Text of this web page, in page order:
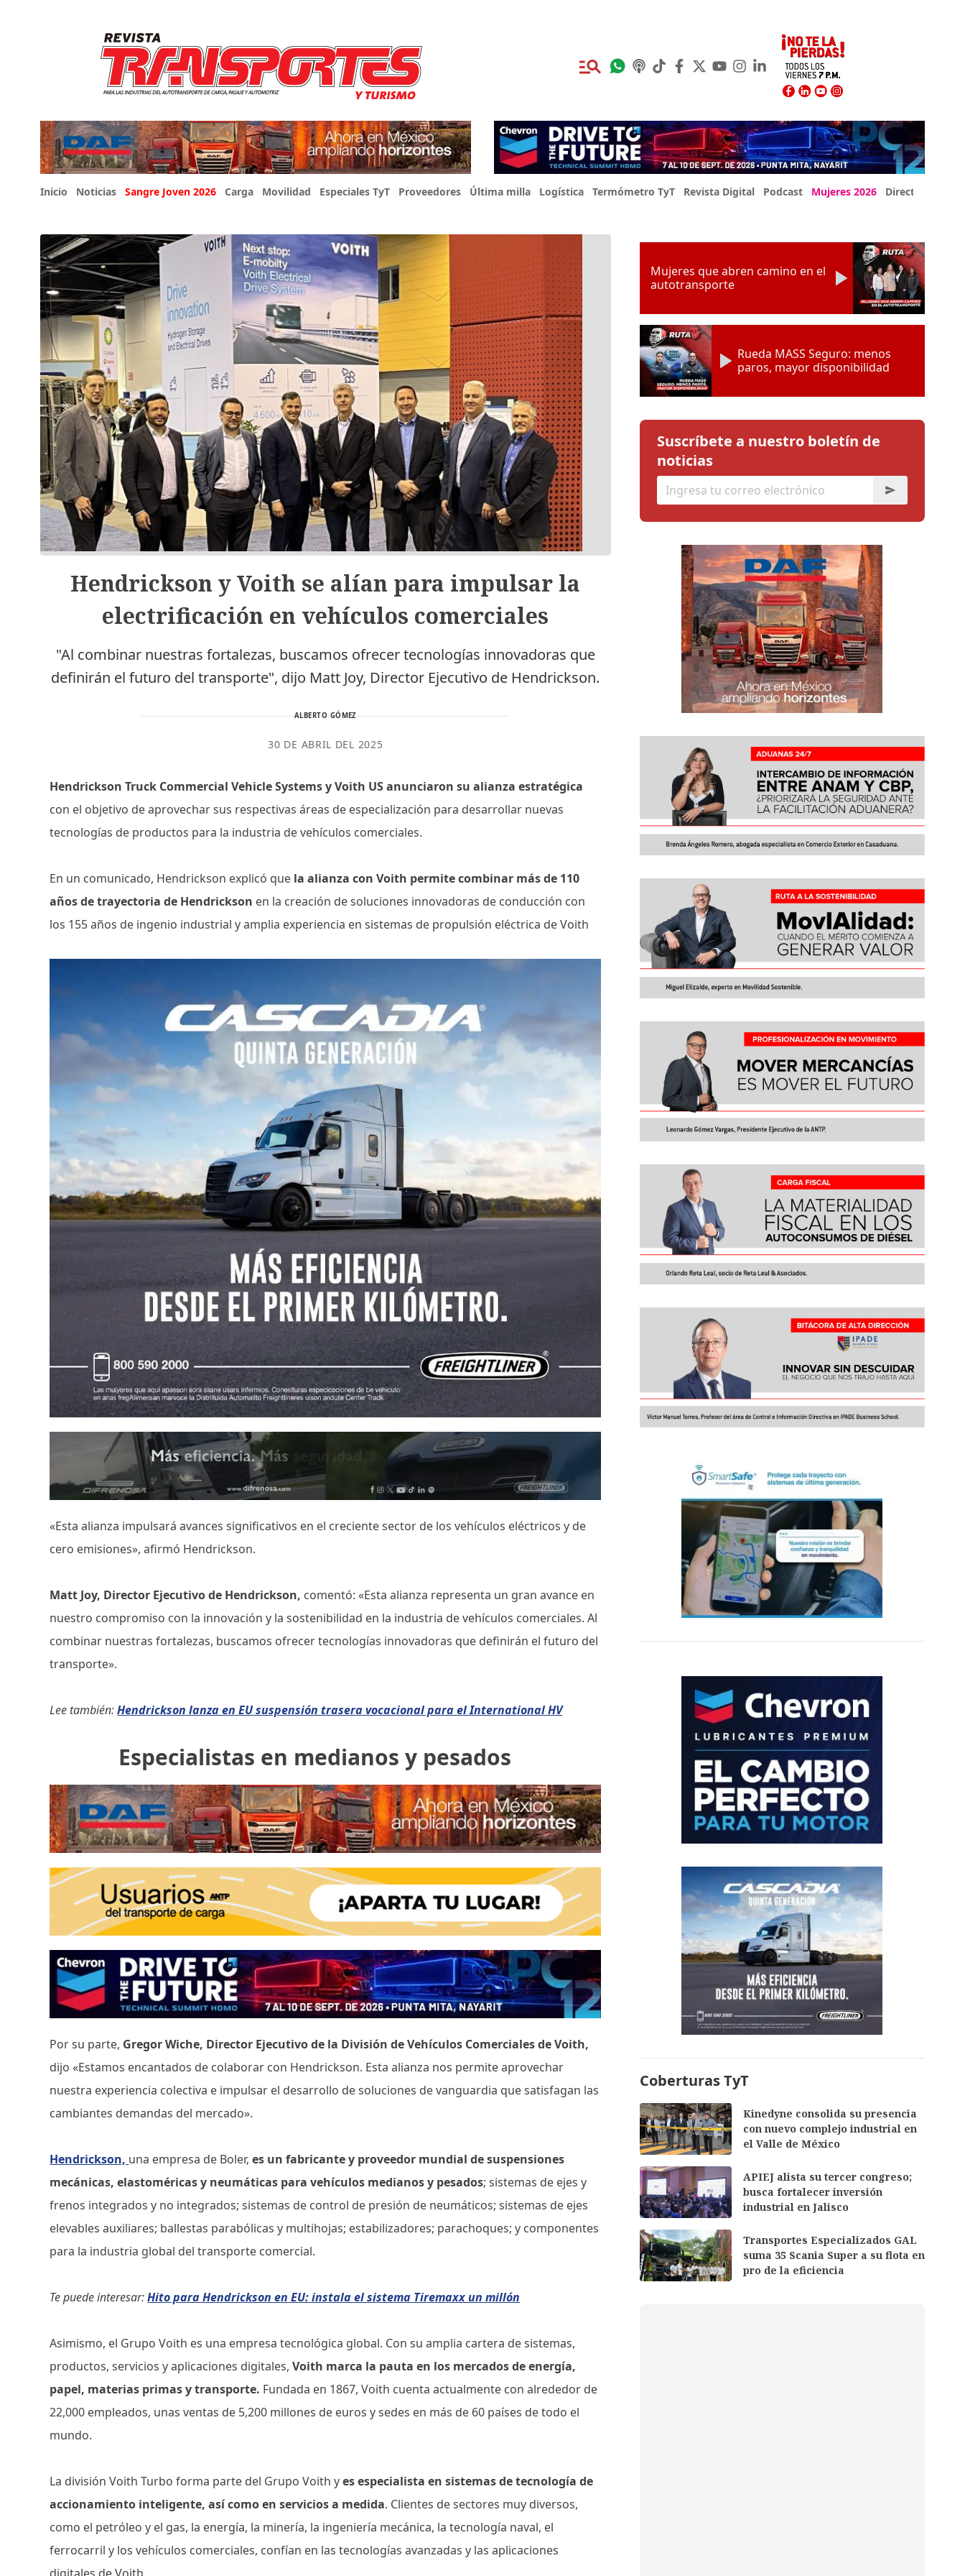
Inicio Noticias Sangre Joven 2026 Carga Movilidad Especiales TyT Proveedores Última milla Logística Termómetro TyT Revista Digital Podcast Mujeres 2026 Directorio Expo
Hendrickson y Voith se alían para impulsar la
electrificación en vehículos comerciales
"Al combinar nuestras fortalezas, buscamos ofrecer tecnologías innovadoras que
definirán el futuro del transporte", dijo Matt Joy, Director Ejecutivo de Hendrickson.
ALBERTO GÓMEZ
30 DE ABRIL DEL 2025
Hendrickson Truck Commercial Vehicle Systems y Voith US anunciaron su alianza estratégica
con el objetivo de aprovechar sus respectivas áreas de especialización para desarrollar nuevas
tecnologías de productos para la industria de vehículos comerciales.
En un comunicado, Hendrickson explicó que la alianza con Voith permite combinar más de 110
años de trayectoria de Hendrickson en la creación de soluciones innovadoras de conducción con
los 155 años de ingenio industrial y amplia experiencia en sistemas de propulsión eléctrica de Voith
«Esta alianza impulsará avances significativos en el creciente sector de los vehículos eléctricos y de
cero emisiones», afirmó Hendrickson.
Matt Joy, Director Ejecutivo de Hendrickson, comentó: «Esta alianza representa un gran avance en
nuestro compromiso con la innovación y la sostenibilidad en la industria de vehículos comerciales. Al
combinar nuestras fortalezas, buscamos ofrecer tecnologías innovadoras que definirán el futuro del
transporte».
Lee también:Hendrickson lanza en EU suspensión trasera vocacional para el International HV
Especialistas en medianos y pesados
Por su parte, Gregor Wiche, Director Ejecutivo de la División de Vehículos Comerciales de Voith,
dijo «Estamos encantados de colaborar con Hendrickson. Esta alianza nos permite aprovechar
nuestra experiencia colectiva e impulsar el desarrollo de soluciones de vanguardia que satisfagan las
cambiantes demandas del mercado».
Hendrickson, una empresa de Boler,es un fabricante y proveedor mundial de suspensiones
mecánicas, elastoméricas y neumáticas para vehículos medianos y pesados; sistemas de ejes y
frenos integrados y no integrados; sistemas de control de presión de neumáticos; sistemas de ejes
elevables auxiliares; ballestas parabólicas y multihojas; estabilizadores; parachoques; y componentes
para la industria global del transporte comercial.
Te puede interesar:Hito para Hendrickson en EU: instala el sistema Tiremaxx un millón
Asimismo, el Grupo Voith es una empresa tecnológica global. Con su amplia cartera de sistemas,
productos, servicios y aplicaciones digitales,Voith marca la pauta en los mercados de energía,
papel, materias primas y transporte. Fundada en 1867, Voith cuenta actualmente con alrededor de
22,000 empleados, unas ventas de 5,200 millones de euros y sedes en más de 60 países de todo el
mundo.
La división Voith Turbo forma parte del Grupo Voith yes especialista en sistemas de tecnología de
accionamiento inteligente, así como en servicios a medida. Clientes de sectores muy diversos,
como el petróleo y el gas, la energía, la minería, la ingeniería mecánica, la tecnología naval, el
ferrocarril y los vehículos comerciales, confían en las tecnologías avanzadas y las aplicaciones
Mujeres que abren camino en el
autotransporte
Rueda MASS Seguro: menos
paros, mayor disponibilidad
Suscríbete a nuestro boletín de
noticias
Coberturas TyT
Kinedyne consolida su presencia
con nuevo complejo industrial en
el Valle de México
APIEJ alista su tercer congreso;
busca fortalecer inversión
industrial en Jalisco
Transportes Especializados GAL
suma 35 Scania Super a su flota en
pro de la eficiencia